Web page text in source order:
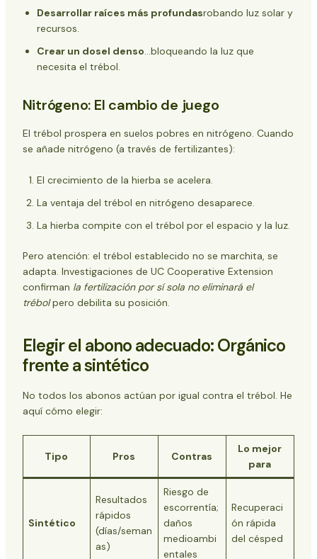
Desarrollar raíces más profundasrobando luz solar y
recursos.
Crear un dosel denso ...bloqueando la luz que
necesita el trébol.
Nitrógeno: El cambio de juego
El trébol prospera en suelos pobres en nitrógeno. Cuando
se añade nitrógeno (a través de fertilizantes):
El crecimiento de la hierba se acelera.
La ventaja del trébol en nitrógeno desaparece.
La hierba compite con el trébol por el espacio y la luz.
Pero atención: el trébol establecido no se marchita, se
adapta. Investigaciones de UC Cooperative Extension
confirman la fertilización por sí sola no eliminará el
trébolpero debilita su posición.
Elegir el abono adecuado: Orgánico
frente a sintético
No todos los abonos actúan por igual contra el trébol. He
aquí cómo elegir:
Tipo Pros Contras
Lo mejor
para
Sintético
Resultados
rápidos
(días/seman
as)
Riesgo de
escorrentía;
daños
medioambi
entales
Recuperaci
ón rápida
del césped